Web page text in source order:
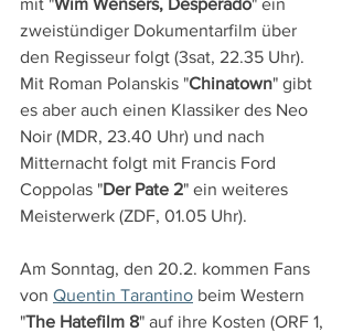
zweistündiger Dokumentarfilm über
den Regisseur folgt (3sat, 22.35 Uhr).
Mit Roman Polanskis "Chinatown" gibt
es aber auch einen Klassiker des Neo
Noir (MDR, 23.40 Uhr) und nach
Mitternacht folgt mit Francis Ford
Coppolas "Der Pate 2" ein weiteres
Meisterwerk (ZDF, 01.05 Uhr).
Am Sonntag, den 20.2. kommen Fans
von Quentin Tarantino beim Western
"The Hatefilm 8" auf ihre Kosten (ORF 1,